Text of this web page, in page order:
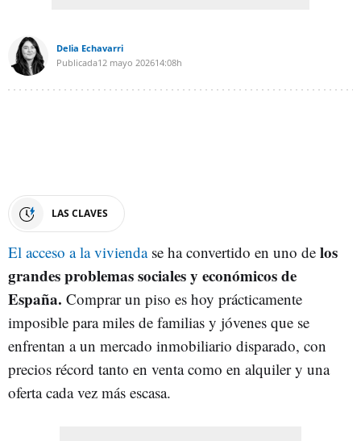
Delia Echavarri
Publicada12 mayo 202614:08h
LAS CLAVES
El acceso a la viviendase ha convertido en uno de los
grandes problemas sociales y económicos de
España. Comprar un piso es hoy prácticamente
imposible para miles de familias y jóvenes que se
enfrentan a un mercado inmobiliario disparado, con
precios récord tanto en venta como en alquiler y una
oferta cada vez más escasa.